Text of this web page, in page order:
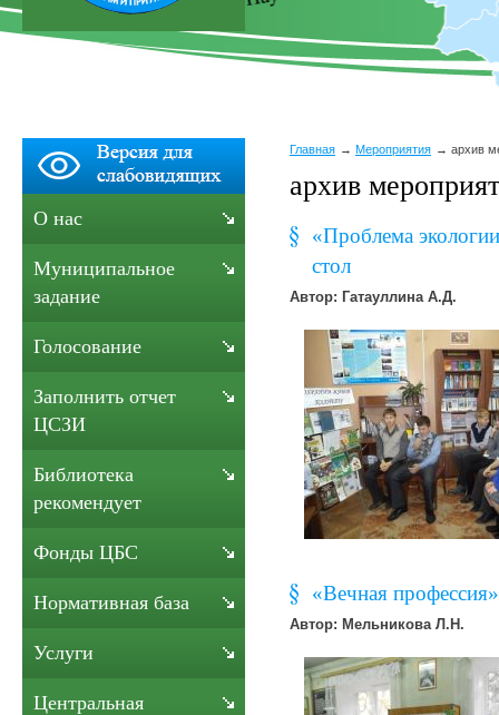
Главная Мероприятия архив
архив
«Проблема
стол
Автор: Гатауллина А.Д.
«Вечная
Автор: Мельникова Л.Н.
О нас
Муниципальное
задание
Голосование
Заполнить отчет
ЦСЗИ
Библиотека
рекомендует
Фонды ЦБС
Нормативная база
Услуги
Центральная